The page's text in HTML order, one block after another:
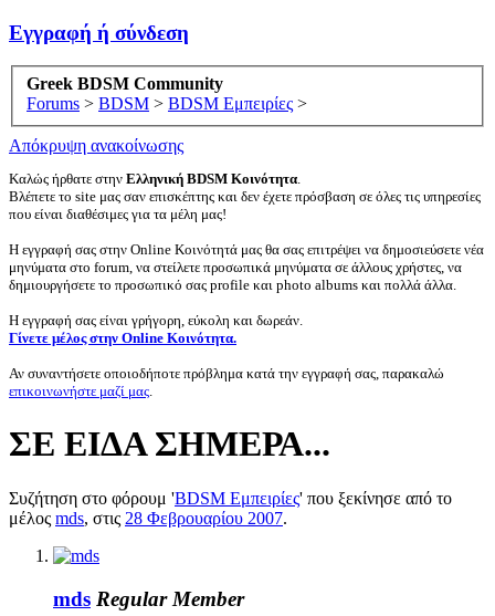
Εγγραφή ή σύνδεση
Greek BDSM Community
Forums > BDSM > BDSM Εμπειρίες >
Απόκρυψη ανακοίνωσης
Καλώς ήρθατε στην Ελληνική BDSM Κοινότητα.
Βλέπετε το site μας σαν επισκέπτης και δεν έχετε πρόσβαση σε όλες τις υπηρεσίες
που είναι διαθέσιμες για τα μέλη μας!
Η εγγραφή σας στην Online Κοινότητά μας θα σας επιτρέψει να δημοσιεύσετε νέα
μηνύματα στο forum, να στείλετε προσωπικά μηνύματα σε άλλους χρήστες, να
δημιουργήσετε το προσωπικό σας profile και photo albums και πολλά άλλα.
Η εγγραφή σας είναι γρήγορη, εύκολη και δωρεάν.
Γίνετε μέλος στην Online Κοινότητα.
Αν συναντήσετε οποιοδήποτε πρόβλημα κατά την εγγραφή σας, παρακαλώ
επικοινωνήστε μαζί μας.
ΣΕ ΕΙΔΑ ΣΗΜΕΡΑ...
Συζήτηση στο φόρουμ 'BDSM Εμπειρίες' που ξεκίνησε από το
μέλος mds, στις 28 Φεβρουαρίου 2007.
mds Regular Member